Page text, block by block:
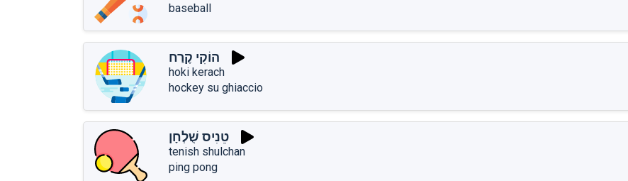
baseball
הוֹקִי קֶרַח
hoki kerach
hockey su ghiaccio
טֵנִיס שֻׁלְחָן
tenish shulchan
ping pong